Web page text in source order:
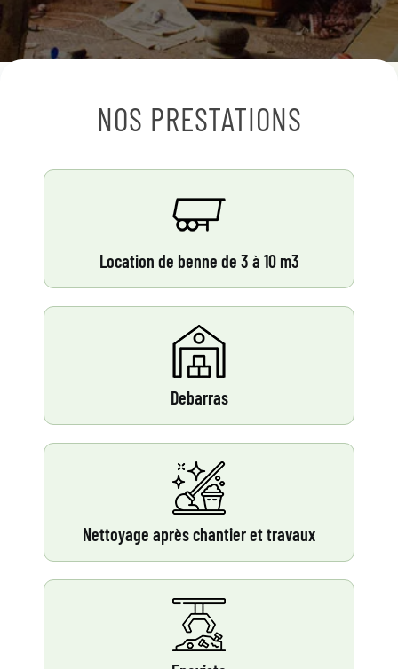
NOS PRESTATIONS
Location de benne de 3 à 10 m3
Debarras
Nettoyage après chantier et travaux